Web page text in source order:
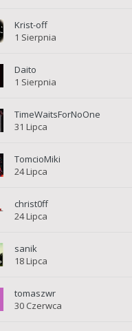
Krist-off
1 Sierpnia
Daito
1 Sierpnia
TimeWaitsForNoOne
31 Lipca
TomcioMiki
24 Lipca
christ0ff
24 Lipca
sanik
18 Lipca
tomaszwr
30 Czerwca